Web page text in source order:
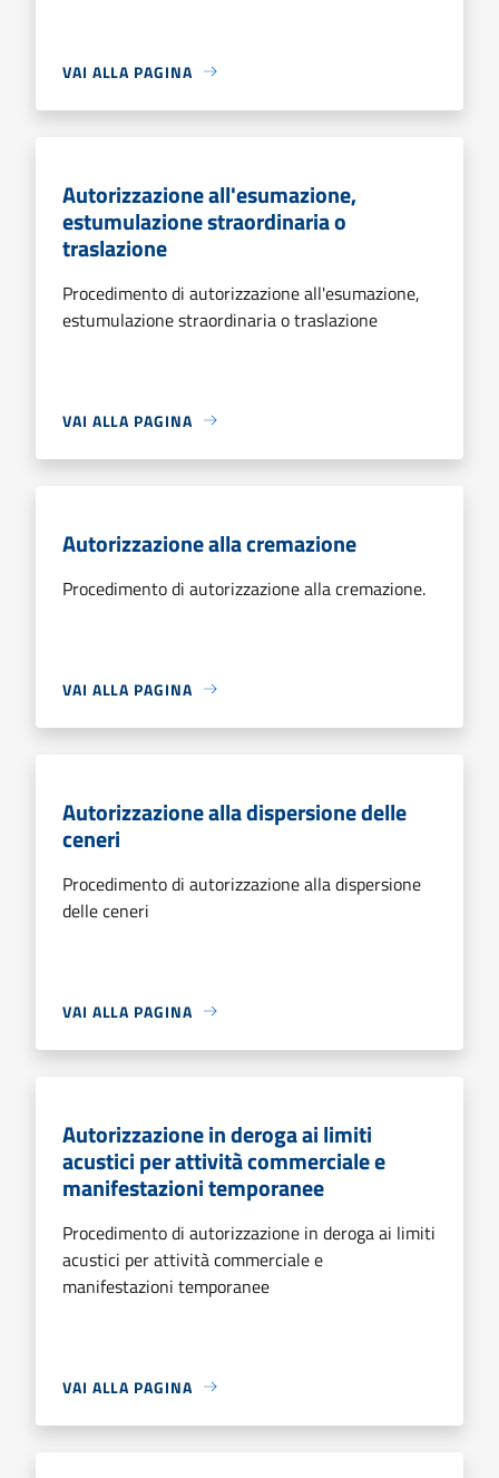
VAI ALLA PAGINA
Autorizzazione all'esumazione,
estumulazione straordinaria o
traslazione
Procedimento di autorizzazione all'esumazione,
estumulazione straordinaria o traslazione
VAI ALLA PAGINA
Autorizzazione alla cremazione
Procedimento di autorizzazione alla cremazione.
VAI ALLA PAGINA
Autorizzazione alla dispersione delle
ceneri
Procedimento di autorizzazione alla dispersione
delle ceneri
VAI ALLA PAGINA
Autorizzazione in deroga ai limiti
acustici per attività commerciale e
manifestazioni temporanee
Procedimento di autorizzazione in deroga ai limiti
acustici per attività commerciale e
manifestazioni temporanee
VAI ALLA PAGINA